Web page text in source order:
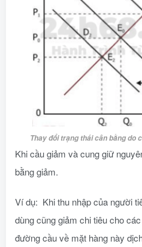
Thay đổi trạng thái cân bằng do
Khi cầu giảm và cung giữ
bằng giảm.
Ví dụ: Khi thu nhập của người
dùng cũng giảm chi tiêu cho
đường cầu về mặt hàng này